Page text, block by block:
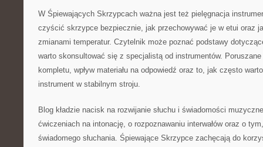
W Śpiewających Skrzypcach ważna jest też pielęgnacja
czyścić skrzypce bezpiecznie, jak przechowywać je w etui oraz
zmianami temperatur. Czytelnik może poznać podstawy
warto skonsultować się z specjalistą od instrumentów.
kompletu, wpływ materiału na odpowiedź oraz to, jak często
instrument w stabilnym stroju.
Blog kładzie nacisk na rozwijanie słuchu i świadomości
ćwiczeniach na intonację, o rozpoznawaniu interwałów oraz o
świadomego słuchania. Śpiewające Skrzypce zachęcają do